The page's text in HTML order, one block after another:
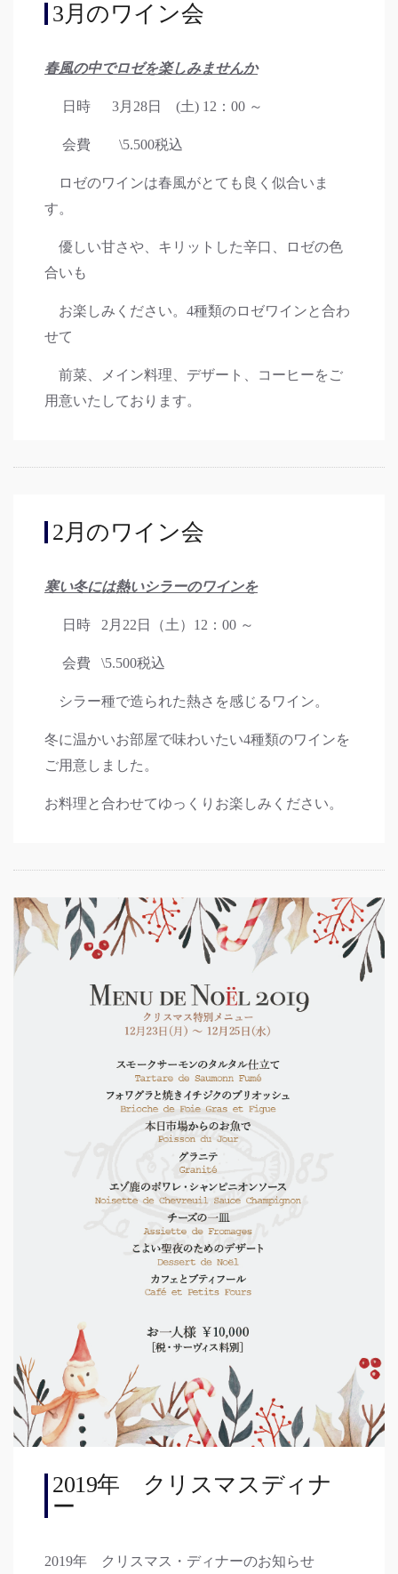
3月のワイン会
春風の中でロゼを楽しみませんか
日時 3月28日 (土) 12：00 ～
会費 \5.500税込
ロゼのワインは春風がとても良く似合いま
す。
優しい甘さや、キリットした辛口、ロゼの色
合いも
お楽しみください。4種類のロゼワインと合わ
せて
前菜、メイン料理、デザート、コーヒーをご
用意いたしております。
2月のワイン会
寒い冬には熱いシラーのワインを
日時 2月22日（土）12：00 ～
会費 \5.500税込
シラー種で造られた熱さを感じるワイン。
冬に温かいお部屋で味わいたい4種類のワインを
ご用意しました。
お料理と合わせてゆっくりお楽しみください。
2019年 クリスマスディナ
ー
2019年 クリスマス・ディナーのお知らせ